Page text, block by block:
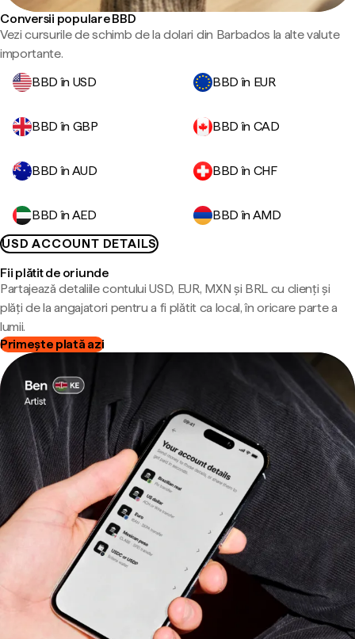
Conversii populare BBD
Vezi cursurile de schimb de la dolari din Barbados la alte valute
importante.
BBD în USD
BBD în EUR
BBD în GBP BBD în CAD
BBD în AUD BBD în CHF
BBD în AED
BBD în AMD
USD ACCOUNT DETAILS
Fii plătit de oriunde
Partajează detaliile contului USD, EUR, MXN și BRL cu clienți și
plăți de la angajatori pentru a fi plătit ca local, în oricare parte a
lumii.
Primește plată azi